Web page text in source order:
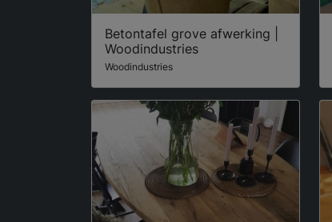
Betontafel grove afwerking |
Woodindustries
Woodindustries